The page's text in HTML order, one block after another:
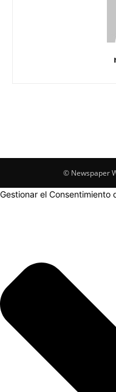
© Newspaper
Gestionar el Consentimiento